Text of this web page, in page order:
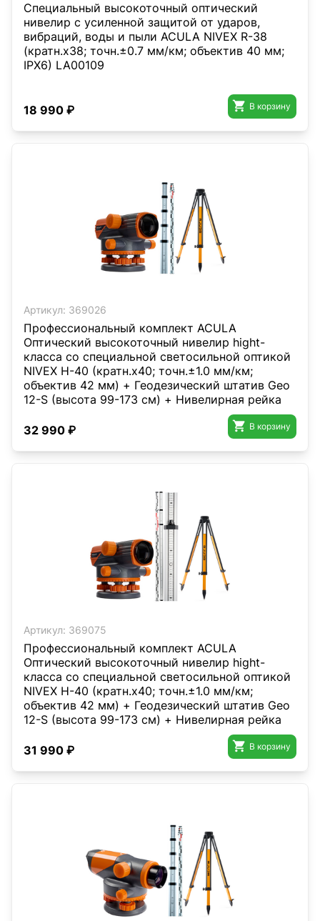
Специальный высокоточный оптический
нивелир с усиленной защитой от ударов,
вибраций, воды и пыли ACULA NIVEX R-38
(кратн.х38; точн.±0.7 мм/км; объектив 40 мм;
IPX6) LA00109
18 990 ₽  В корзину
Артикул: 369026
Профессиональный комплект ACULA
Оптический высокоточный нивелир hight-
класса со специальной светосильной оптикой
NIVEX H-40 (кратн.х40; точн.±1.0 мм/км;
объектив 42 мм) + Геодезический штатив Geo
12-S (высота 99-173 см) + Нивелирная рейка
32 990 ₽
 В корзину
Артикул: 369075
Профессиональный комплект ACULA
Оптический высокоточный нивелир hight-
класса со специальной светосильной оптикой
NIVEX H-40 (кратн.х40; точн.±1.0 мм/км;
объектив 42 мм) + Геодезический штатив Geo
12-S (высота 99-173 см) + Нивелирная рейка
31 990 ₽
 В корзину